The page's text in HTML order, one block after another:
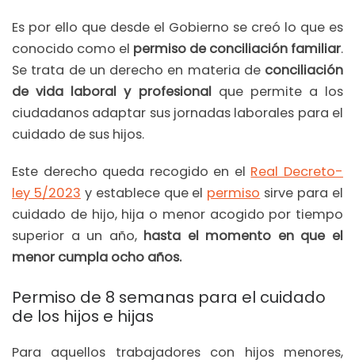
Es por ello que desde el Gobierno se creó lo que es
conocido como el permiso de conciliación familiar.
Se trata de un derecho en materia de conciliación
de vida laboral y profesional que permite a los
ciudadanos adaptar sus jornadas laborales para el
cuidado de sus hijos.
Este derecho queda recogido en el Real Decreto-
ley 5/2023 y establece que el permiso sirve para el
cuidado de hijo, hija o menor acogido por tiempo
superior a un año, hasta el momento en que el
menor cumpla ocho años.
Permiso de 8 semanas para el cuidado
de los hijos e hijas
Para aquellos trabajadores con hijos menores,